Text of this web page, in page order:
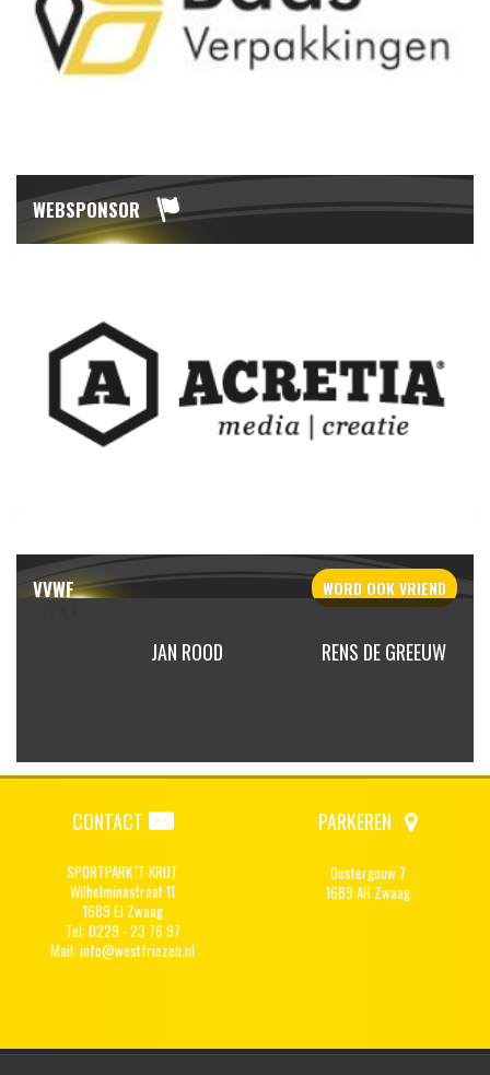
WEBSPONSOR
VVWF WORD OOKVRIEND
JAN ROOD RENS DE GREEUW
CONTACT
SPORTPARK 'T KRIJT
Wilhelminastraat 11
1689 EJ Zwaag
Tel: 0229 - 23 76 97
Mail:info@westfriezen.nl
PARKEREN
Oostergouw 7
1689 AH Zwaag